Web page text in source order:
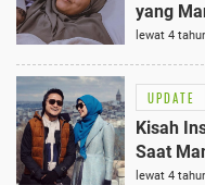
yang
lewat 4
UPDATE
Kisah
Saat
lewat 4